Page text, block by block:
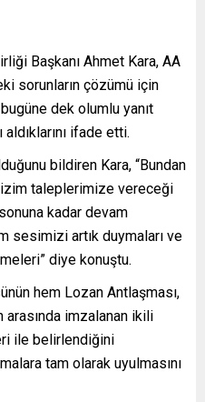
Başkanı Ahmet Kara, AA
sorunların çözümü için
dek olumlu yanıt
ifade etti.
bildiren Kara, “Bundan
taleplerimize vereceği
kadar devam
sesimizi artık duymaları ve
diye konuştu.
hem Lozan Antlaşması,
arasında imzalanan ikili
ile belirlendiğini
tam olarak uyulmasını